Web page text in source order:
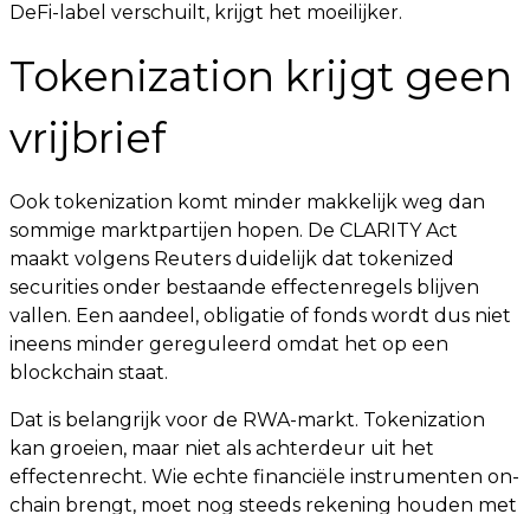
DeFi-label verschuilt, krijgt het moeilijker.
Tokenization krijgt geen
vrijbrief
Ook tokenization komt minder makkelijk weg dan
sommige marktpartijen hopen. De CLARITY Act
maakt volgens Reuters duidelijk dat tokenized
securities onder bestaande effectenregels blijven
vallen. Een aandeel, obligatie of fonds wordt dus niet
ineens minder gereguleerd omdat het op een
blockchain staat.
Dat is belangrijk voor de RWA-markt. Tokenization
kan groeien, maar niet als achterdeur uit het
effectenrecht. Wie echte financiële instrumenten on-
chain brengt, moet nog steeds rekening houden met